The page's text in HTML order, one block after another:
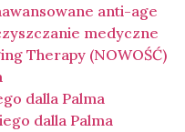
anti-age
medyczne
Therapy (NOWOŚĆ)
dalla Palma
dalla Palma